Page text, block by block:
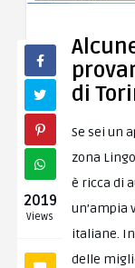
2019
Views
di
Se sei un
zona
è ricca di
un’ampia
italiane.
delle